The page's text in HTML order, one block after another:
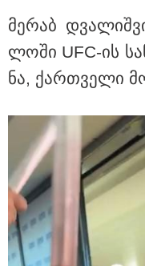
18:21 / 07-08-2026
"ვიდეოს ნახვა
აქვს, თითქოს
გაუჩინარებული
პირველ კომენტარს
მე­რაბ
ლო­ში UFC-ის
ნა, ქარ­თვე­ლი